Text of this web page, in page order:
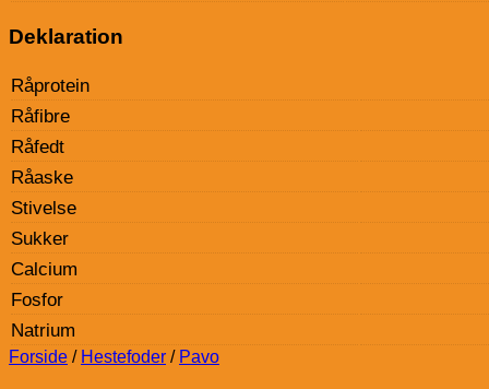
Deklaration
Råprotein
Råfibre
Råfedt
Råaske
Stivelse
Sukker
Calcium
Fosfor
Natrium
Forside / Hestefoder / Pavo